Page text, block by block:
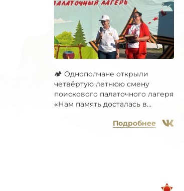
🏕 Однополчане открыли
четвёртую летнюю смену
поискового палаточного лагеря
«Нам память досталась в...
Подробнее